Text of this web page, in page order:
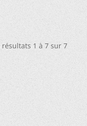
1 à 7 sur 7